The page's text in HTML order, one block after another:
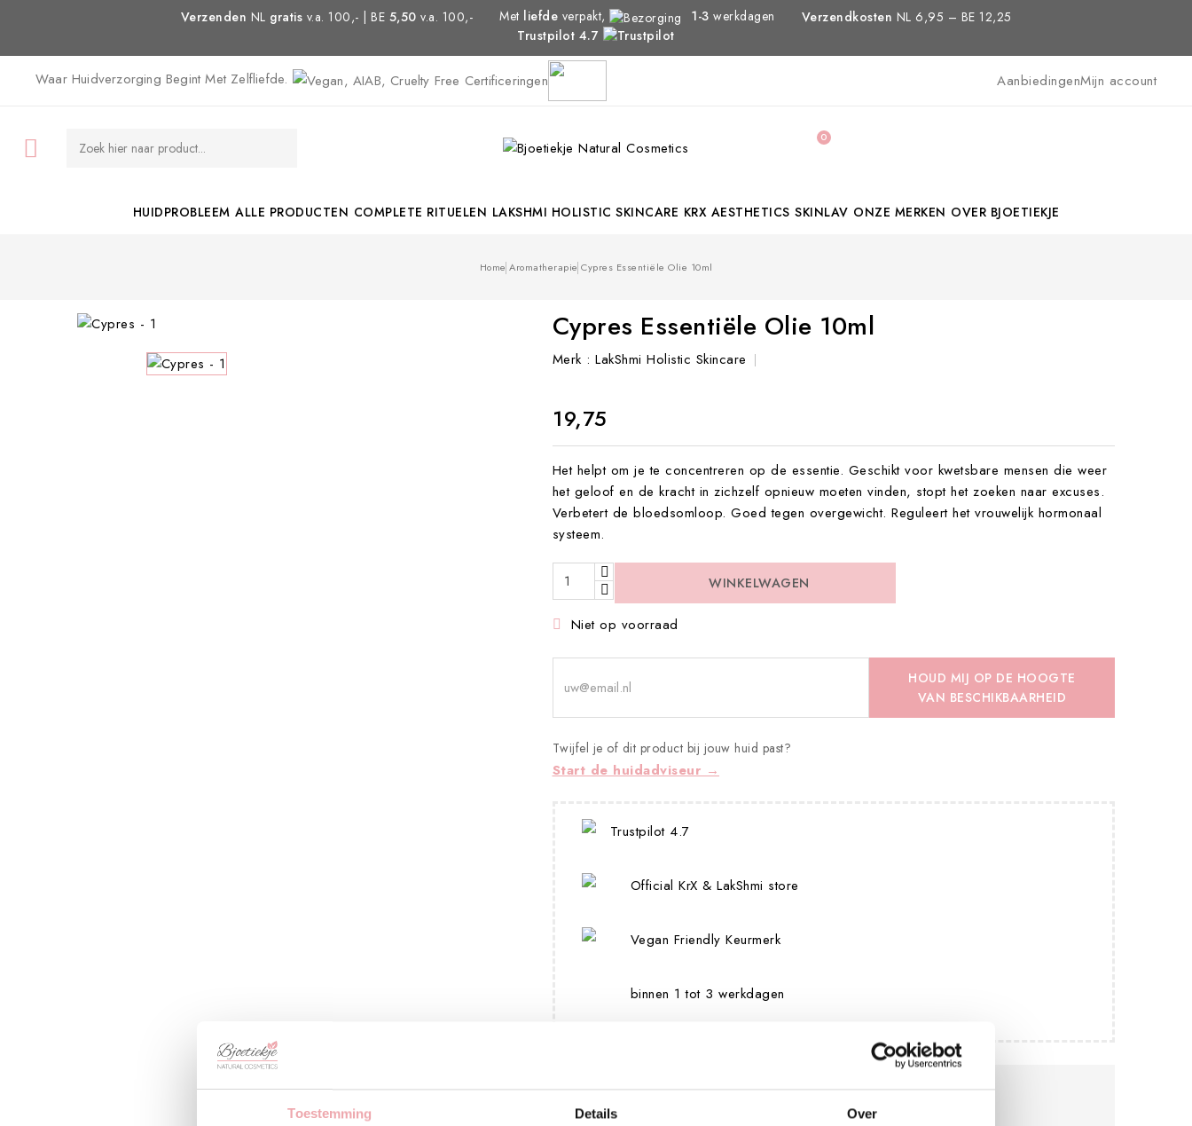
Toestemming Details Over
Verzenden NL gratis v.a. 100,- | BE 5,50 v.a. 100,- Met liefde verpakt, 1-3 werkdagen Verzendkosten NL 6,95 – BE 12,25
Trustpilot 4.7
Waar Huidverzorging Begint Met Zelfliefde. AanbiedingenMijn account
 0
HUIDPROBLEEM ALLE PRODUCTEN COMPLETE RITUELEN LAKSHMI HOLISTIC SKINCARE KRX AESTHETICS SKINLAV ONZE MERKEN OVER BJOETIEKJE
Home Aromatherapie Cypres Essentiële Olie 10ml
Cypres Essentiële Olie 10ml
Merk : LakShmi Holistic Skincare
€ 19,75
Het helpt om je te concentreren op de essentie. Geschikt voor kwetsbare mensen die weer
het geloof en de kracht in zichzelf opnieuw moeten vinden, stopt het zoeken naar excuses.
Verbetert de bloedsomloop. Goed tegen overgewicht. Reguleert het vrouwelijk hormonaal
systeem.
WINKELWAGEN
 Niet op voorraad
HOUD MIJ OP DE HOOGTE
VAN BESCHIKBAARHEID
Twijfel je of dit product bij jouw huid past?
Start de huidadviseur →
Trustpilot 4.7
Official KrX & LakShmi store
Vegan Friendly Keurmerk
binnen 1 tot 3 werkdagen
Veilig betalen